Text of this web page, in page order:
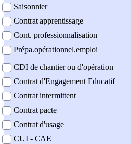
Saisonnier
Contrat apprentissage
Cont. professionnalisation
Prépa.opérationnel.emploi
CDI de chantier ou d'opération
Contrat d'Engagement Educatif
Contrat intermittent
Contrat pacte
Contrat d'usage
CUI - CAE